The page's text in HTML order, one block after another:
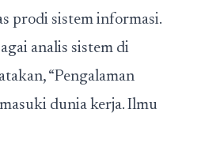
prodi sistem informasi.
analis sistem di
“Pengalaman
dunia kerja. Ilmu